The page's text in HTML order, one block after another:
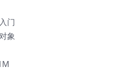
门
象